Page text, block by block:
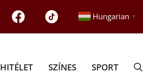
Hungarian ▼
HITÉLET SZÍNES SPORT